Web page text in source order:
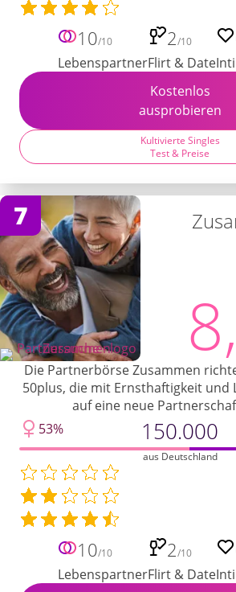
10/10
Lebenspartner
2/10
Flirt & Date
Kostenlos
ausprobieren
Kultivierte Singles
Test & Preise
7
Die Partnerbörse Zusammen
50plus, die mit Ernsthaftigkeit und
auf eine neue
53%
150.000
aus Deutschland
10/10
Lebenspartner
2/10
Flirt & Date